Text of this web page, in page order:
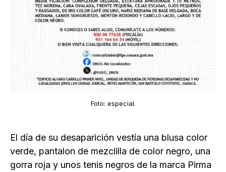
Foto: especial.
El día de su desaparición vestía una blusa color
verde, pantalon de mezclilla de color negro, una
gorra roja y unos tenis negros de la marca Pirma